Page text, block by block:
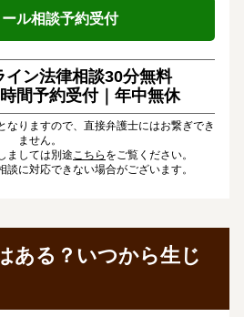
ール相談予約受付
イン法律相談30分無料
間予約受付｜ 年中無休
りますので、直接弁護士にはお繋ぎでき
ません。
ましては別途 こちら をご覧ください。
に対応できない場合がございます。
ある？いつから生じ